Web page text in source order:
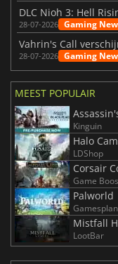
DLC Nioh 3: Hell
28-07-2026 Gaming
28-07-2026 Gaming
MEEST POPULAIR
Kinguin
Halo
LDShop
Corsair
Game
Palworld
Mistfall
LootBar